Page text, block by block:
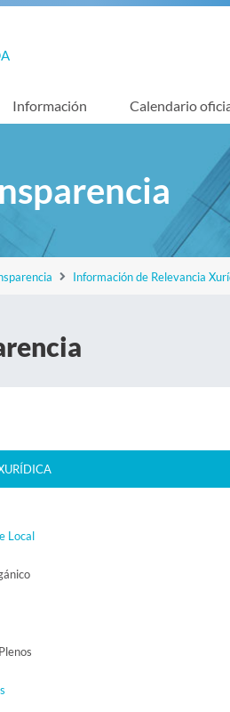
Información Calendario
Información de Relevancia
Local